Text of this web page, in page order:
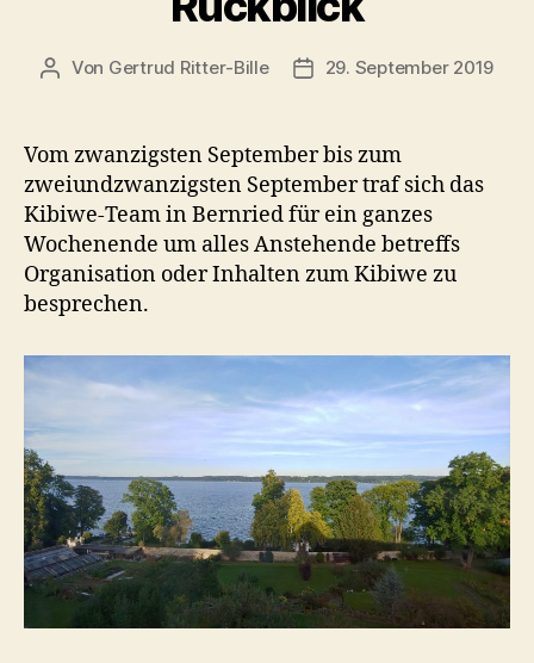
Beitragsautor
Von Gertrud Ritter-Bille Veröffentlichungsdatum
29. September 2019
Vom zwanzigsten September bis zum
zweiundzwanzigsten September traf sich das
Kibiwe-Team in Bernried für ein ganzes
Wochenende um alles Anstehende betreffs
Organisation oder Inhalten zum Kibiwe zu
besprechen.